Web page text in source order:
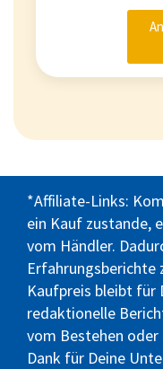
*Affiliate-Links:
ein Kauf zustande,
vom Händler.
Erfahrungsberichte
Kaufpreis bleibt für
redaktionelle
vom Bestehen oder
Dank für Deine